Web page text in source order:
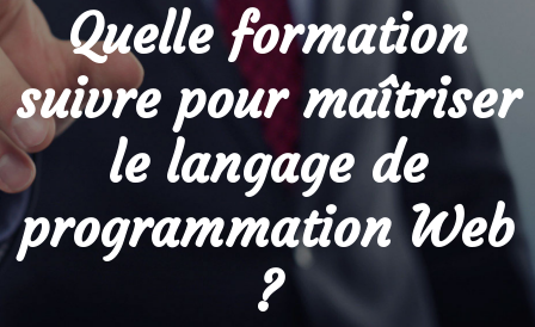
Quelle formation
suivre pour maîtriser
le langage de
programmation Web
?